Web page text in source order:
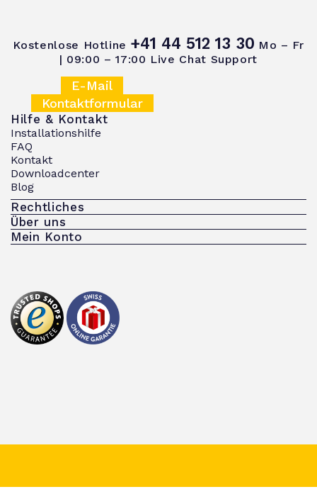
Kostenlose Hotline +41 44 512 13 30 Mo – Fr
| 09:00 – 17:00 Live Chat Support
E-Mail
Kontaktformular
Hilfe & Kontakt
Installationshilfe
FAQ
Kontakt
Downloadcenter
Blog
Rechtliches
Über uns
Mein Konto